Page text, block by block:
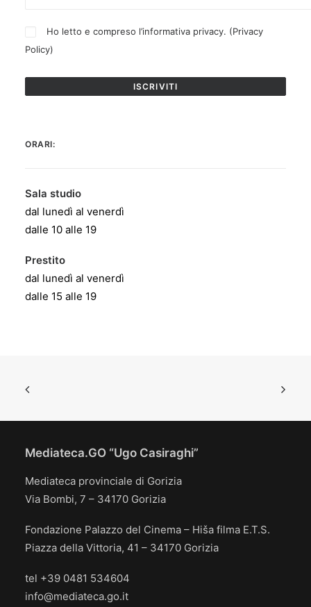
Ho letto e compreso l’informativa privacy. (Privacy
Policy)
ORARI:
Sala studio
dal lunedì al venerdì
dalle 10 alle 19
Prestito
dal lunedì al venerdì
dalle 15 alle 19
Mediateca.GO “Ugo Casiraghi”
Mediateca provinciale di Gorizia
Via Bombi, 7 – 34170 Gorizia
Fondazione Palazzo del Cinema – Hiša filma E.T.S.
Piazza della Vittoria, 41 – 34170 Gorizia
tel +39 0481 534604
info@mediateca.go.it